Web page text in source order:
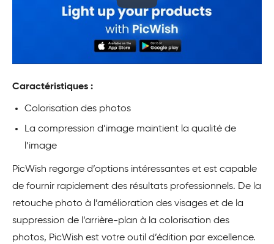
Caractéristiques :
Colorisation des photos
La compression d’image maintient la qualité de
l’image
PicWish regorge d’options intéressantes et est capable
de fournir rapidement des résultats professionnels. De la
retouche photo à l’amélioration des visages et de la
suppression de l’arrière-plan à la colorisation des
photos, PicWish est votre outil d’édition par excellence.